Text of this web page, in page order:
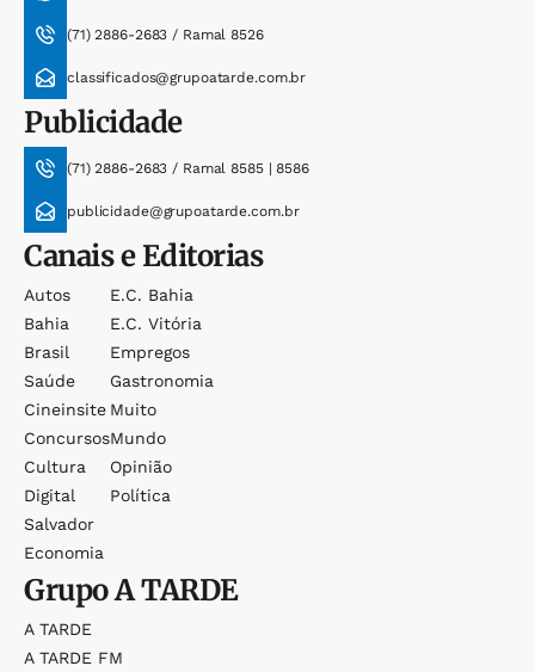
(71) 2886-2683 / Ramal 8526
classificados@grupoatarde.com.br
Publicidade
(71) 2886-2683 / Ramal 8585 | 8586
publicidade@grupoatarde.com.br
Canais e Editorias
Autos
Bahia
Brasil
Saúde
Cineinsite
Concursos
Cultura
Digital
Salvador
Economia
E.c. Bahia
E.c. Vitória
Empregos
Gastronomia
Muito
Mundo
Opinião
Política
GrupoA TARDE
A TARDE
A TARDE FM